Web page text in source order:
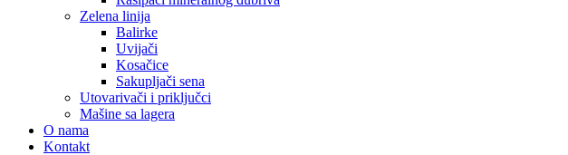
Zelena linija
Balirke
Uvijači
Kosačice
Sakupljači sena
Utovarivači i priključci
Mašine sa lagera
O nama
Kontakt